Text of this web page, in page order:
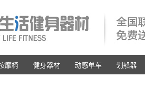
摩椅 健身器材 动感单车 划船器